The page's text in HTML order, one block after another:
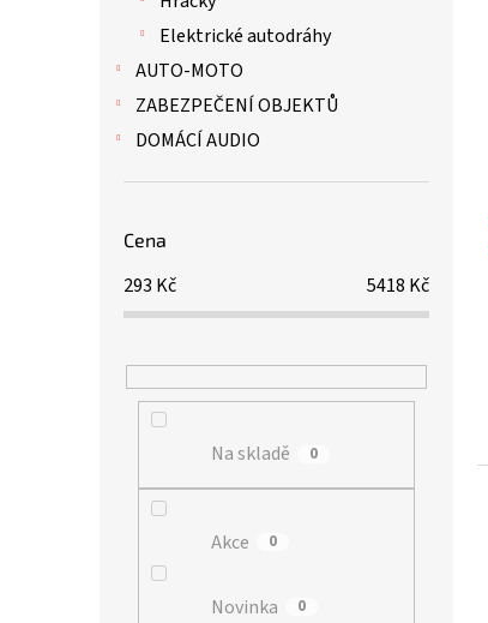
Elektrické autodráhy
AUTO-MOTO
ZABEZPEČENÍ OBJEKTŮ
DOMÁCÍ AUDIO
Cena
293 Kč 5418 Kč
Na skladě 0
Akce 0
Novinka 0